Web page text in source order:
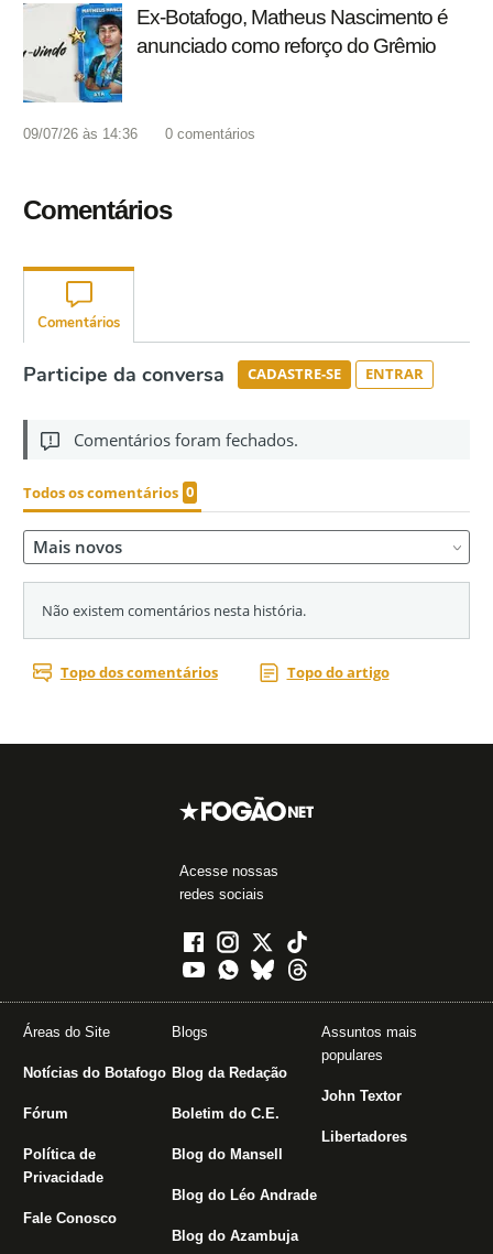
Ex-Botafogo, Matheus Nascimento é
anunciado como reforço do Grêmio
09/07/26 às 14:36 0 comentários
Comentários
Acesse nossas
redes sociais
Áreas do Site
Notícias do Botafogo
Fórum
Política de
Privacidade
Fale Conosco
Blogs
Blog da Redação
Boletim do C.E.
Blog do Mansell
Blog do Léo Andrade
Blog do Azambuja
Assuntos mais
populares
John Textor
Libertadores